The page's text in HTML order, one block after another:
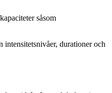
såsom
durationer och